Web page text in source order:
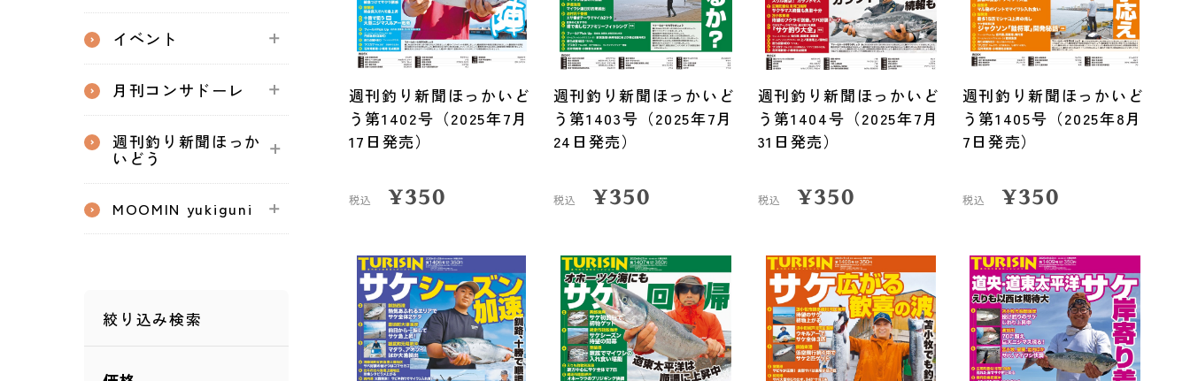
イベント
月刊コンサドーレ
週刊釣り新聞ほっか
いどう
MOOMIN yukiguni
絞り込み検索
週刊釣り新聞ほっかいど
う第1402号（2025年7月
17日発売）
税込 ¥350
週刊釣り新聞ほっかいど
う第1403号（2025年7月
24日発売）
税込 ¥350
週刊釣り新聞ほっかいど
う第1404号（2025年7月
31日発売）
税込 ¥350
週刊釣り新聞ほっかいど
う第1405号（2025年8月
7日発売）
税込 ¥350